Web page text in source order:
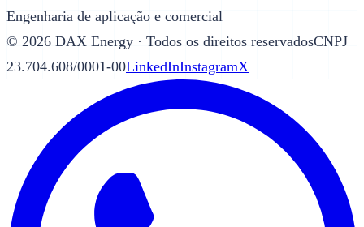
Engenharia de aplicação e comercial
© 2026 DAX Energy · Todos os direitos reservadosCNPJ
23.704.608/0001-00LinkedInInstagramX